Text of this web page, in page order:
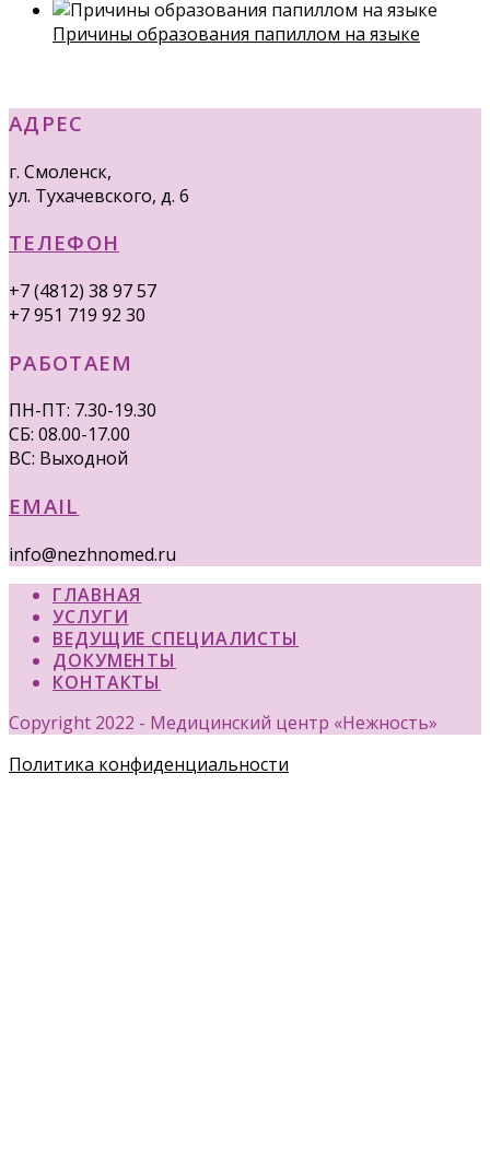
Причины образования папиллом на языке
АДРЕС
г. Смоленск,
ул. Тухачевского, д. 6
ТЕЛЕФОН
+7 (4812) 38 97 57
+7 951 719 92 30
РАБОТАЕМ
ПН-ПТ: 7.30-19.30
СБ: 08.00-17.00
ВС: Выходной
EMAIL
info@nezhnomed.ru
ГЛАВНАЯ
УСЛУГИ
ВЕДУЩИЕ СПЕЦИАЛИСТЫ
ДОКУМЕНТЫ
КОНТАКТЫ
Copyright 2022 - Медицинский центр «Нежность»
Политика конфиденциальности